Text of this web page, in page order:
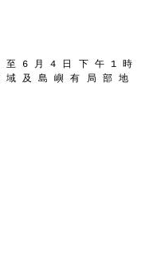
至 6 月 4 日 下 午 1 時
及 島 嶼 有 局 部 地